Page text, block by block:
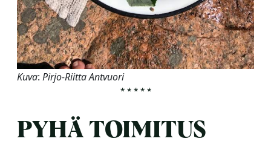
Kuva: Pirjo-Riitta Antvuori
*****
PYHÄ TOIMITUS